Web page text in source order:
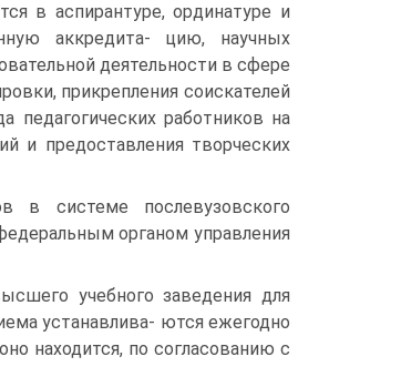
в аспирантуре, ординатуре и
аккредита- цию, научных
деятельности в сфере
прикрепления соискателей
педагогических работников на
и предоставления творческих
в системе послевузовского
органом управления
учебного заведения для
устанавлива- ются ежегодно
находится, по согласованию с